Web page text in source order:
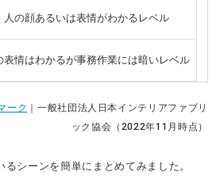
人の顔あるいは表情がわかるレベル
表情はわかるが事務作業には暗いレベル
ーク ｜一般社団法人日本インテリアファブリ
ック協会（2022年11月時点）
シーンを簡単にまとめてみました。